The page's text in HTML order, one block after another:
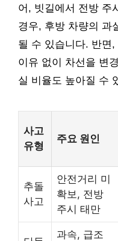
어, 빗길에서 전방 주
경우, 후방 차량의 과
될 수 있습니다. 반면
이유 없이 차선을 변
실 비율도 높아질 수
사고
유형
주요 원인
추돌
사고
안전거리 미
확보, 전방
주시 태만
과속, 급조